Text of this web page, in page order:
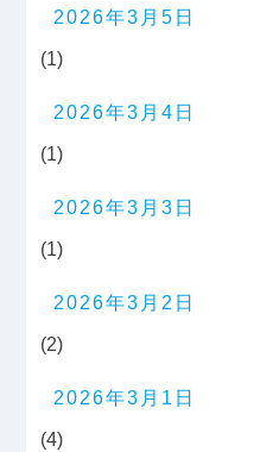
2026年3月5日
(1)
2026年3月4日
(1)
2026年3月3日
(1)
2026年3月2日
(2)
2026年3月1日
(4)